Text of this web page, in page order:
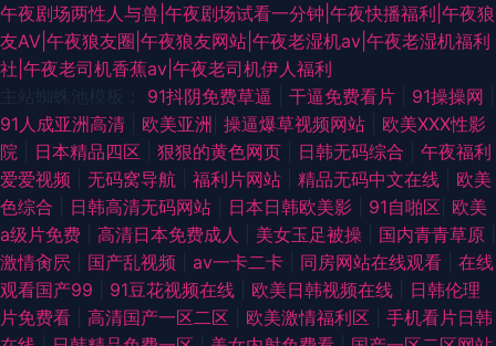
午夜剧场两性人与兽|午夜剧场试看一分钟|午夜快播福利|午夜狼
友AV|午夜狼友圈|午夜狼友网站|午夜老湿机av|午夜老湿机福利
社|午夜老司机香蕉av|午夜老司机伊人福利
91抖阴免费草逼 干逼免费看片 91操操网
91人成亚洲高清
欧美亚洲 操逼爆草视频网站
欧美XXX性影
院
日本精品四区 狠狠的黄色网页 日韩无码综合
午夜福利
爱爱视频
无码窝导航 福利片网站 精品无码中文在线
欧美
色综合
日韩高清无码网站 日本日韩欧美影 91自啪区 欧美
a级片免费
高清日本免费成人 美女玉足被操 国内青青草原
激情肏屄
国产乱视频 av一卡二卡 同房网站在线观看
在线
观看国产99
91豆花视频在线 欧美日韩视频在线
日韩伦理
片免费看
高清国产一区二区 欧美激情福利区
手机看片日韩